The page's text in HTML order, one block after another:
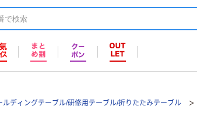
ルディングテーブル/研修用テーブル/折りたたみテーブル